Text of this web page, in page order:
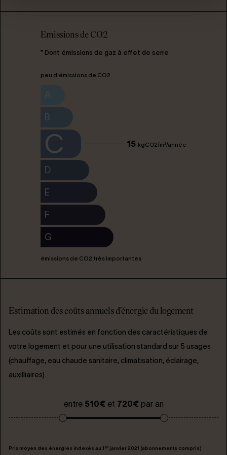
Emissions de CO2
* Dont émissions de gaz à effet de serre
peu d'émissions de CO2
B
C 15 kgCO2/m²/année
D
E
F
G
émissions de CO2 très importantes
Estimation des coûts annuels d'énergie du logement
Les coûts sont estimés en fonction des caractéristiques de
votre logement et pour une utilisation standard sur 5 usages
(chauffage, eau chaude sanitaire, climatisation, éclairage,
auxilliaires).
entre 510€et 720€par an
Prix moyen des énergies indexés au 1 er janvier 2021 (abonnements compris)